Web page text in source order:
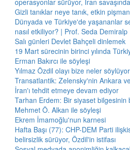
operasyonlar sürüyor, İran
Gizli tanıklar neye tanık, etkin
Dünyada ve Türkiye'de yaşananlar
nasıl etkiliyor? | Prof. Seda Demiralp
Salı günleri Devlet Bahçeli dinlemek
19 Mart sürecinin birinci yılında
Erman Bakırcı ile söyleşi
Yılmaz Özdil olayı bize neler
Transatlantik: Zelensky'nin Ankara
İran'ı tehdit etmeye devam ediyor
Tarhan Erdem: Bir siyaset bilgesinin
Mehmet Ö. Alkan ile söyleşi
Ekrem İmamoğlu'nun karnesi
Hafta Başı (77): CHP-DEM Parti
belirsizlik sürüyor, Özdil'in istifası